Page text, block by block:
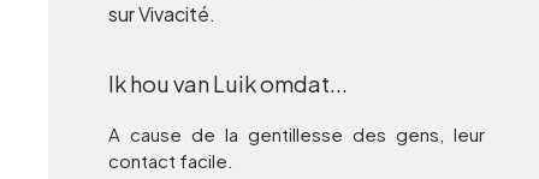
sur Vivacité.
Ik hou van Luik omdat...
A cause de la gentillesse des gens, leur
contact facile.